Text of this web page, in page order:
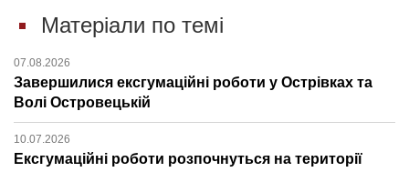
Матеріали по темі
07.08.2026
Завершилися ексгумаційні роботи у Острівках та
Волі Островецькій
10.07.2026
Ексгумаційні роботи розпочнуться на території